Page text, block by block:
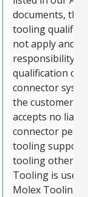
documents, the
tooling
not apply and
responsibility
qualification of
connector
the customer.
accepts no
connector
tooling support
tooling other
Tooling is used
Molex Tooling